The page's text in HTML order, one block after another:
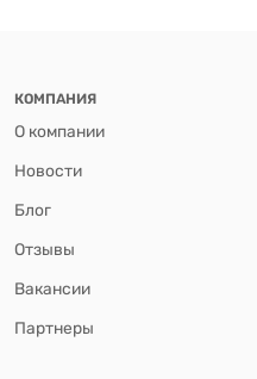
КОМПАНИЯ
О компании
Новости
Блог
Отзывы
Вакансии
Партнеры